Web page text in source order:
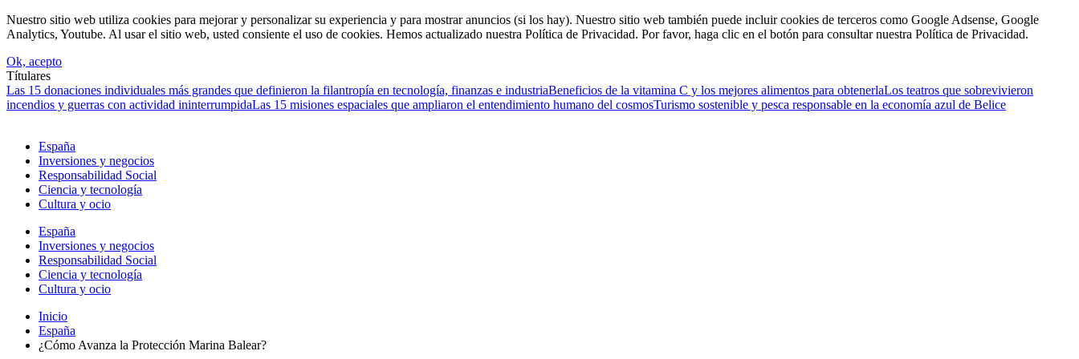
Nuestro sitio web utiliza cookies para mejorar y personalizar su experiencia y para mostrar anuncios (si los hay). Nuestro sitio web también puede incluir cookies de terceros como Google Adsense, Google
Analytics, Youtube. Al usar el sitio web, usted consiente el uso de cookies. Hemos actualizado nuestra Política de Privacidad. Por favor, haga clic en el botón para consultar nuestra Política de Privacidad.
Ok, acepto
Títulares
Las 15 donaciones individuales más grandes que definieron la filantropía en tecnología, finanzas e industriaBeneficios de la vitamina C y los mejores alimentos para obtenerlaLos teatros que sobrevivieron
incendios y guerras con actividad ininterrumpidaLas 15 misiones espaciales que ampliaron el entendimiento humano del cosmosTurismo sostenible y pesca responsable en la economía azul de Belice
España
Inversiones y negocios
Responsabilidad Social
Ciencia y tecnología
Cultura y ocio
España
Inversiones y negocios
Responsabilidad Social
Ciencia y tecnología
Cultura y ocio
Inicio
España
¿Cómo Avanza la Protección Marina Balear?